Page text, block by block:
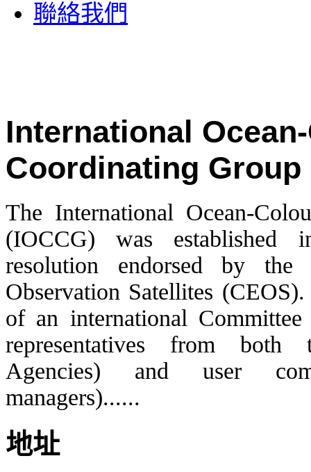
聯絡我們
International
Coordinating Group
The International Ocean-
(IOCCG) was
resolution endorsed by the
Observation Satellites
of an international
representatives from both
Agencies) and user
managers)......
地址